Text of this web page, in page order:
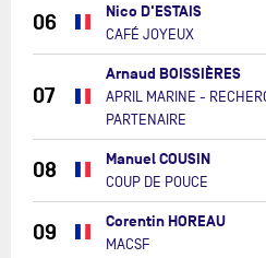
06 Nico D'ESTAIS
CAFÉ JOYEUX
07
Arnaud BOISSIÈRES
APRIL MARINE -
PARTENAIRE
08 Manuel COUSIN
COUP DE POUCE
09 Corentin HOREAU
MACSF